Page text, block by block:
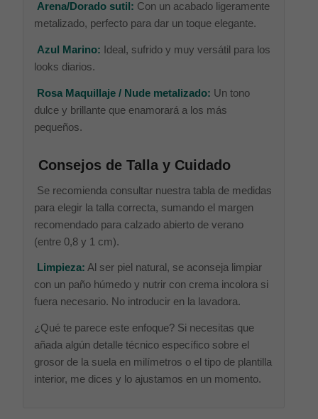
Arena/Dorado sutil: Con un acabado ligeramente
metalizado, perfecto para dar un toque elegante.
Azul Marino: Ideal, sufrido y muy versátil para los
looks diarios.
Rosa Maquillaje / Nude metalizado: Un tono
dulce y brillante que enamorará a los más
pequeños.
Consejos de Talla y Cuidado
Se recomienda consultar nuestra tabla de medidas
para elegir la talla correcta, sumando el margen
recomendado para calzado abierto de verano
(entre 0,8 y 1 cm).
Limpieza: Al ser piel natural, se aconseja limpiar
con un paño húmedo y nutrir con crema incolora si
fuera necesario. No introducir en la lavadora.
¿Qué te parece este enfoque? Si necesitas que
añada algún detalle técnico específico sobre el
grosor de la suela en milímetros o el tipo de plantilla
interior, me dices y lo ajustamos en un momento.